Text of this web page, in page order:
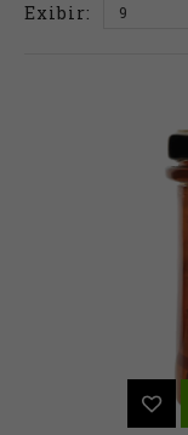
Exibir: 9